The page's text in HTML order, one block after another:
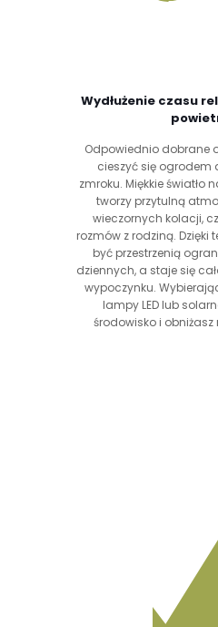
Wydłużenie czasu
Odpowiednio dobrane
cieszyć się ogrodem
zmroku. Miękkie światło
tworzy przytulną
wieczornych kolacji,
rozmów z rodziną. Dzięki
być przestrzenią
dziennych, a staje się
wypoczynku.
lampy LED lub
środowisko i